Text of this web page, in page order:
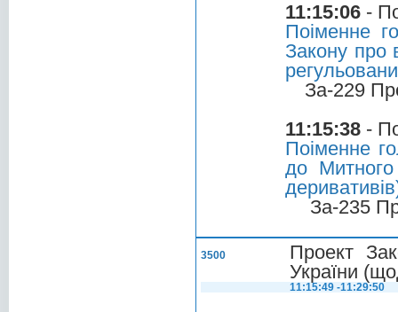
11:15:06 -
Поіменне
Закону про
За-229
11:15:38 -
Поіменне
до Митного
За-235
3500
Проект
України
11:15:49 -11:29:50